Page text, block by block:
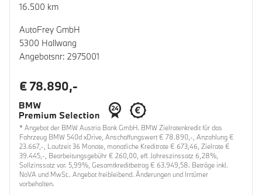
16.500 km
AutoFrey GmbH
5300 Hallwang
Angebotsnr: 2975001
€ 78.890,-
* Angebot der BMW Austria Bank GmbH. BMW Zielratenkredit für das
Fahrzeug BMW 540d xDrive, Anschaffungswert € 78.890,-, Anzahlung €
23.667,-, Laufzeit 36 Monate, monatliche Kreditrate € 673,46, Zielrate €
39.445,-, Bearbeitungsgebühr € 260,00, eff. Jahreszinssatz 6,28%,
Sollzinssatz var. 5,99%, Gesamtkreditbetrag € 63.949,58. Beträge inkl.
NoVA und MwSt.. Angebot freibleibend. Änderungen und Irrtümer
vorbehalten.